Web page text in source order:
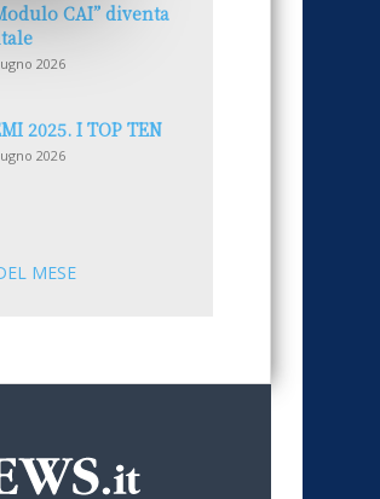
CAI” diventa
2026
2025. I TOP TEN
2026
MESE